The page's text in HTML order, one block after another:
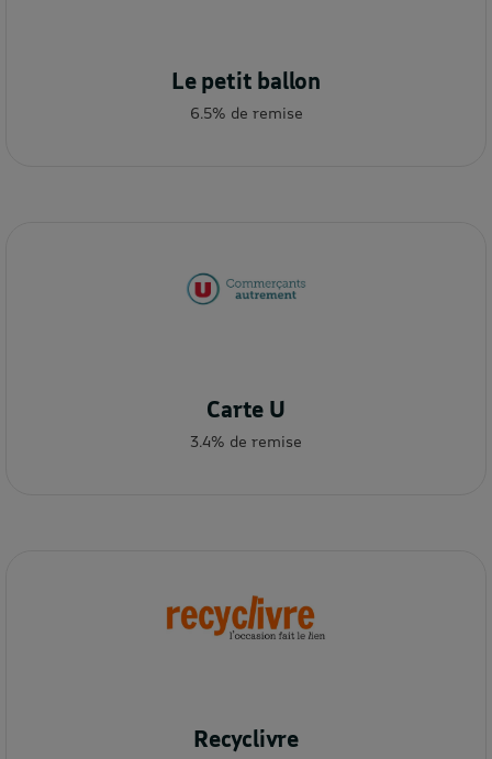
Le petit ballon
6.5% de remise
Carte U
3.4% de remise
Recyclivre